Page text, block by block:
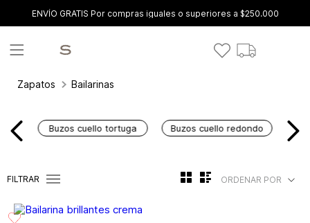
ENVÍO GRATIS Por compras iguales o superiores a $250.000
Zapatos Bailarinas
Buzos cuello tortuga Buzos cuello redondo
FILTRAR ORDENAR POR